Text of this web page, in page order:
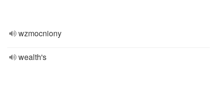
wzmocniony
wealth's